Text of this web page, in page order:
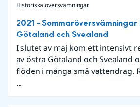
Historiska översvämningar
2021 - Sommaröversvämningar
Götaland och Svealand
I slutet av maj kom ett intensivt
av östra Götaland och Svealand
flöden i många små vattendrag.
...